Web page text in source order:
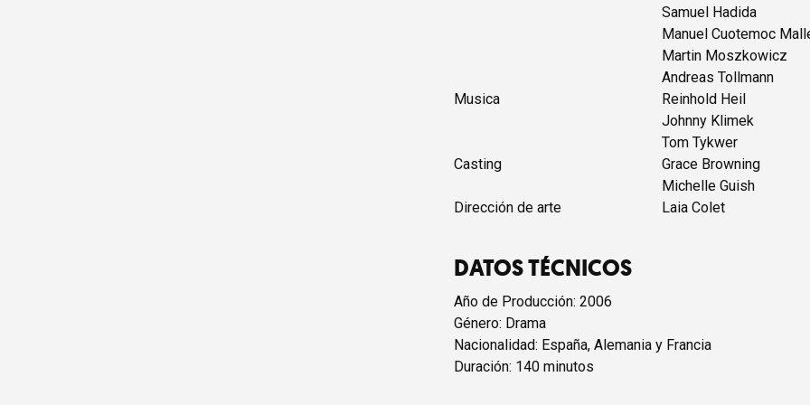
Samuel Hadida
Manuel Cuotemoc
Martin Moszkowicz
Andreas Tollmann
Musica
Reinhold Heil
Johnny Klimek
Tom Tykwer
Casting
Grace Browning
Michelle Guish
Dirección de arte
Laia Colet
DATOS TÉCNICOS
Año de Producción: 2006
Género: Drama
Nacionalidad: España, Alemania y Francia
Duración: 140 minutos